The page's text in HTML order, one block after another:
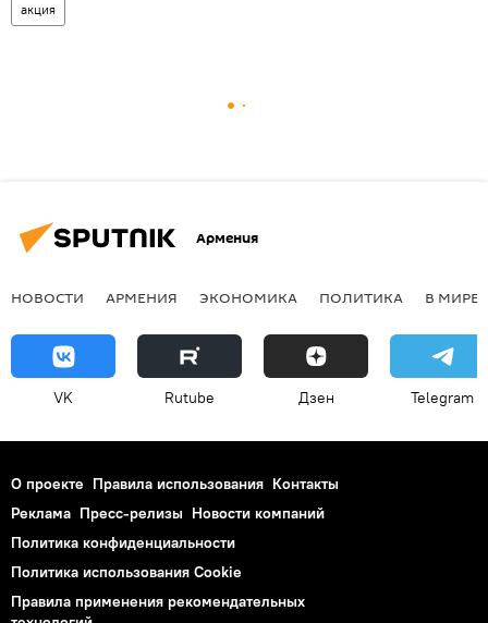
акция
Армения
НОВОСТИ АРМЕНИЯ ЭКОНОМИКА ПОЛИТИКА В МИРЕ
VK Rutube Дзен Telegram
О проекте Правила использования Контакты
Реклама Пресс-релизы Новости компаний
Политика конфиденциальности
Политика использования Cookie
Правила применения рекомендательных